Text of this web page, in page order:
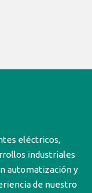
eléctricos,
industriales
automatización y
de nuestro